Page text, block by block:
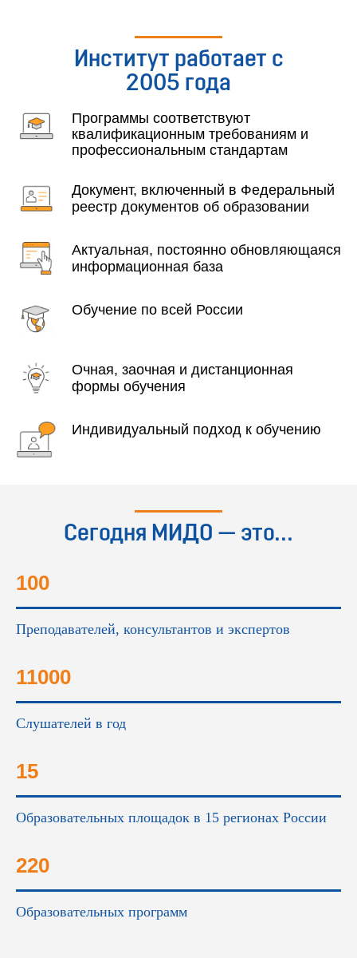
Институт работает с
2005 года
Программы соответствуют
квалификационным требованиям и
профессиональным стандартам
Документ, включенный в Федеральный
реестр документов об образовании
Актуальная, постоянно обновляющаяся
информационная база
Обучение по всей России
Очная, заочная и дистанционная
формы обучения
Индивидуальный подход к обучению
Сегодня МИДО — это...
100
Преподавателей, консультантов и экспертов
11000
Слушателей в год
15
Образовательных площадок в 15 регионах России
220
Образовательных программ